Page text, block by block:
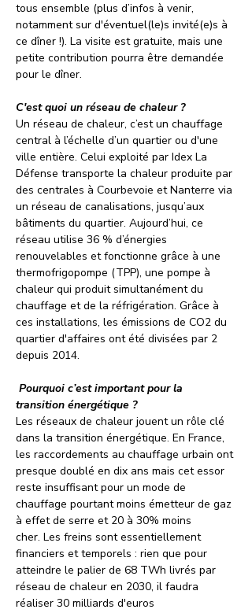
tous ensemble (plus d’infos à venir,
notamment sur d'éventuel(le)s invité(e)s à
ce dîner !). La visite est gratuite, mais une
petite contribution pourra être demandée
pour le dîner.
C'est quoi un réseau de chaleur ?
Un réseau de chaleur, c’est un chauffage
central à l’échelle d’un quartier ou d'une
ville entière. Celui exploité par Idex La
Défense transporte la chaleur produite par
des centrales à Courbevoie et Nanterre via
un réseau de canalisations, jusqu’aux
bâtiments du quartier. Aujourd’hui, ce
réseau utilise 36 % d’énergies
renouvelables et fonctionne grâce à une
thermofrigopompe (TPP), une pompe à
chaleur qui produit simultanément du
chauffage et de la réfrigération. Grâce à
ces installations, les émissions de CO2 du
quartier d'affaires ont été divisées par 2
depuis 2014.
Pourquoi c’est important pour la
transition énergétique ?
Les réseaux de chaleur jouent un rôle clé
dans la transition énergétique. En France,
les raccordements au chauffage urbain ont
presque doublé en dix ans mais cet essor
reste insuffisant pour un mode de
chauffage pourtant moins émetteur de gaz
à effet de serre et 20 à 30% moins
cher. Les freins sont essentiellement
financiers et temporels : rien que pour
atteindre le palier de 68 TWh livrés par
réseau de chaleur en 2030, il faudra
réaliser 30 milliards d'euros